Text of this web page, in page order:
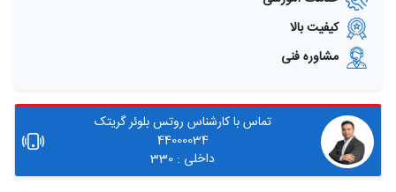
کیفیت بالا
مشاوره فنی
تماس با کارشناس روتس بلوئر گریتک
44000034
داخلی : 330